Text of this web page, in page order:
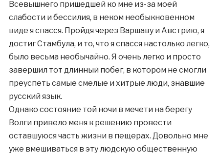
Всевышнего пришедшей ко мне из-за моей
слабости и бессилия, в неком необыкновенном
виде я спасся. Пройдя через Варшаву и Австрию, я
достиг Стамбула, и то, что я спасся настолько легко,
было весьма необычайно. Я очень легко и просто
завершил тот длинный побег, в котором не смогли
преуспеть самые смелые и хитрые люди, знавшие
русский язык.
Однако состояние той ночи в мечети на берегу
Волги привело меня к решению провести
оставшуюся часть жизни в пещерах. Довольно мне
уже вмешиваться в эту людскую общественную